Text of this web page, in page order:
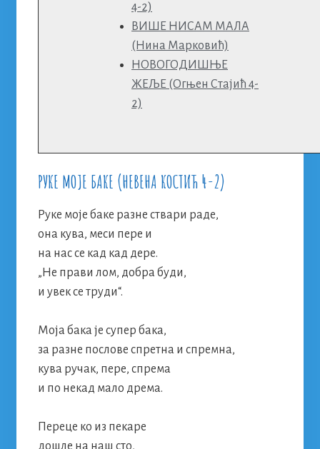
4-2)
ВИШЕ НИСАМ МАЛА
(Нина Марковић)
НОВОГОДИШЊЕ
ЖЕЉЕ (Огњен Стајић 4-
2)
РУКЕ МОЈЕ БАКЕ (НЕВЕНА КОСТИЋ 4-2)
Руке моје баке разне ствари раде,
она кува, меси пере и
на нас се кад кад дере.
„Не прави лом, добра буди,
и увек се труди“.
Моја бака је супер бака,
за разне послове спретна и спремна,
кува ручак, пере, спрема
и по некад мало дрема.
Переце ко из пекаре
дошле на наш сто,